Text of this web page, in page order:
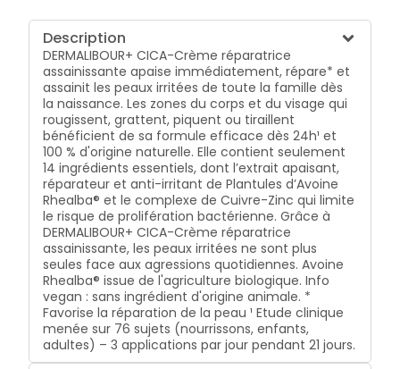
Description
DERMALIBOUR+ CICA-Crème réparatrice
assainissante apaise immédiatement, répare* et
assainit les peaux irritées de toute la famille dès
la naissance. Les zones du corps et du visage qui
rougissent, grattent, piquent ou tiraillent
bénéficient de sa formule efficace dès 24h¹ et
100 % d'origine naturelle. Elle contient seulement
14 ingrédients essentiels, dont l’extrait apaisant,
réparateur et anti-irritant de Plantules d’Avoine
Rhealba® et le complexe de Cuivre-Zinc qui limite
le risque de prolifération bactérienne. Grâce à
DERMALIBOUR+ CICA-Crème réparatrice
assainissante, les peaux irritées ne sont plus
seules face aux agressions quotidiennes. Avoine
Rhealba® issue de l'agriculture biologique. Info
vegan : sans ingrédient d'origine animale. *
Favorise la réparation de la peau ¹ Etude clinique
menée sur 76 sujets (nourrissons, enfants,
adultes) – 3 applications par jour pendant 21 jours.